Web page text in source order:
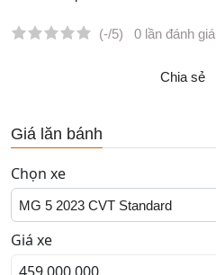
(-/5) 0 lần đánh giá
Chia sẻ
Giá lăn bánh
Chọn xe
MG 5 2023 CVT Standard
Giá xe